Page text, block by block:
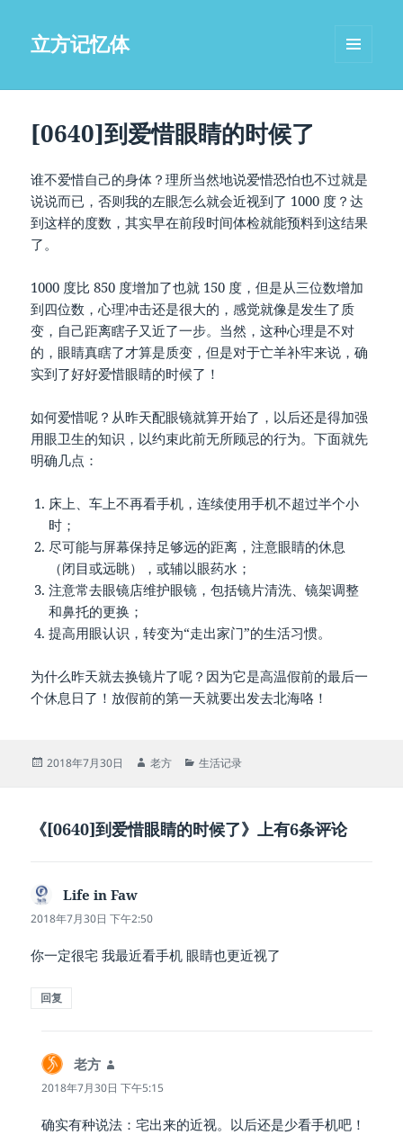
立方记忆体
挂件
[0640]到爱惜眼睛的时候了
谁不爱惜自己的身体？理所当然地说爱惜恐怕也不过就是
说说而已，否则我的左眼怎么就会近视到了 1000 度？达
到这样的度数，其实早在前段时间体检就能预料到这结果
了。
1000 度比 850 度增加了也就 150 度，但是从三位数增加
到四位数，心理冲击还是很大的，感觉就像是发生了质
变，自己距离瞎子又近了一步。当然，这种心理是不对
的，眼睛真瞎了才算是质变，但是对于亡羊补牢来说，确
实到了好好爱惜眼睛的时候了！
如何爱惜呢？从昨天配眼镜就算开始了，以后还是得加强
用眼卫生的知识，以约束此前无所顾忌的行为。下面就先
明确几点：
床上、车上不再看手机，连续使用手机不超过半个小
时；
尽可能与屏幕保持足够远的距离，注意眼睛的休息
（闭目或远眺），或辅以眼药水；
注意常去眼镜店维护眼镜，包括镜片清洗、镜架调整
和鼻托的更换；
提高用眼认识，转变为“走出家门”的生活习惯。
为什么昨天就去换镜片了呢？因为它是高温假前的最后一
个休息日了！放假前的第一天就要出发去北海咯！
发
2018年7月30日
作
老方
分
生活记录
《[0640]到爱惜眼睛的时候了》上有6条评论
Life in Faw
道：
2018年7月30日 下午2:50
你一定很宅 我最近看手机 眼睛也更近视了
回复
老方
道：
2018年7月30日 下午5:15
确实有种说法：宅出来的近视。以后还是少看手机吧！